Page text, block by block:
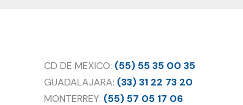
CD DE MEXICO: (55) 55 35 00 35
GUADALAJARA: (33) 31 22 73 20
MONTERREY: (55) 57 05 17 06